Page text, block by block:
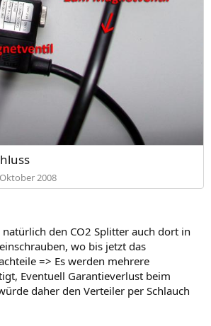
2008
den CO2 Splitter auch dort in
wo bis jetzt das
=> Es werden mehrere
Eventuell Garantieverlust beim
daher den Verteiler per Schlauch